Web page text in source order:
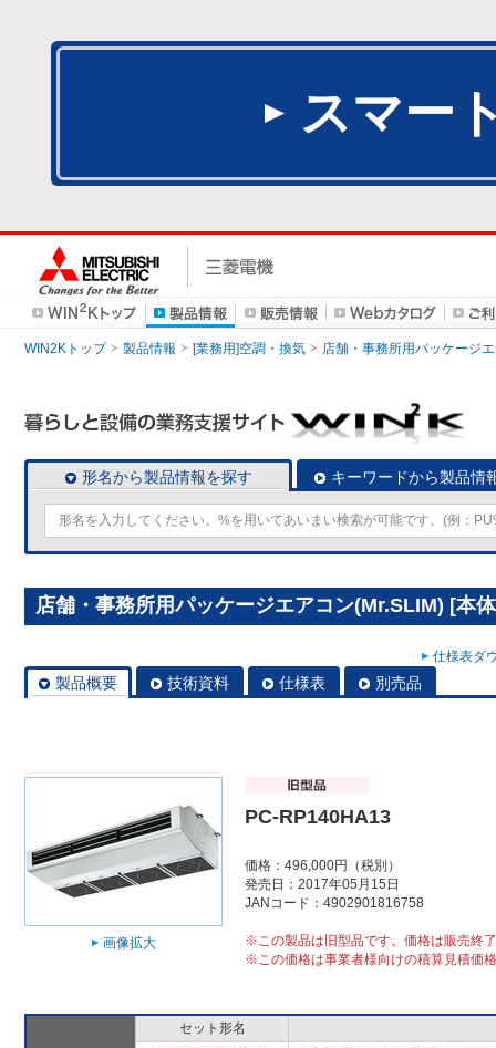
スマー
WIN2Kトップ 製品情報 [業務用]空調・換気 店舗・事務所用パッケージ
形名から製品情報を探す キーワードから製品情
店舗・事務所用パッケージエアコン(Mr.SLIM) [本
仕様表ダ
製品概要 技術資料 仕様表 別売品
画像拡大
PC-RP140HA13
価格：496,000円（税別）
発売日：2017年05月15日
JANコード：4902901816758
※この製品は旧型品です。価格は販売終
※この価格は事業者様向けの積算見積価
セット形名